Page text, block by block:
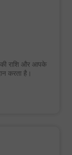
राशि और आपके
करता है।